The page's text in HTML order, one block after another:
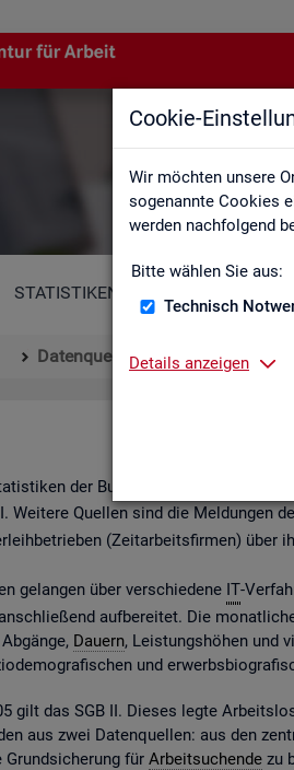
Cookie-
Wir möchten unsere
sogenannte Cookies
werden nachfolgend
Bitte wählen Sie aus:
Technisch
Details anzeigen
STATISTIKEN
Datenquellen
der Bun­des­agen­tur für Ar­beit
Wei­te­re Quel­len sind die Mel­dun­gen
(Zeit­ar­beits­fir­men) über
ge­lan­gen über ver­schie­de­ne IT-
auf­be­rei­tet. Die
Dau­ern, Leis­tungs­hö­hen und
und
gilt das SGB II. Die­ses legte
aus zwei Da­ten­quel­len: aus den
Grund­si­che­rung für Ar­beit­su­chen­dezu